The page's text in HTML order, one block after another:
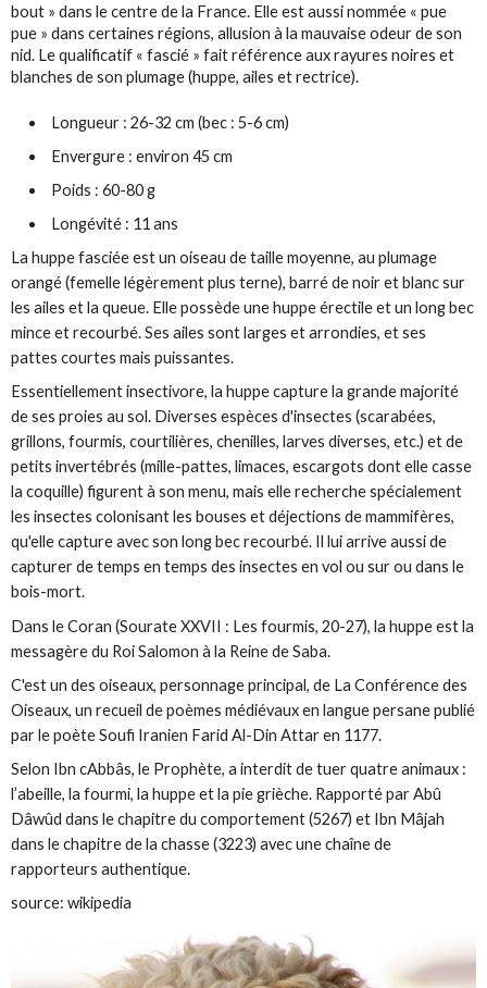
bout » dans le centre de la France. Elle est aussi nommée « pue
pue » dans certaines régions, allusion à la mauvaise odeur de son
nid. Le qualificatif « fascié » fait référence aux rayures noires et
blanches de son plumage (huppe, ailes etrectrice).
Longueur : 26-32 cm (bec : 5-6 cm)
Envergure : environ 45 cm
Poids : 60-80 g
Longévité : 11 ans
Lahuppe fasciéeest un oiseau de taille moyenne, au plumage
orangé (femelle légèrement plus terne), barré de noir et blanc sur
les ailes et la queue. Elle possède une huppe érectile et un long bec
mince et recourbé. Ses ailes sont larges et arrondies, et ses
pattes courtes mais puissantes.
Essentiellement insectivore, la huppe capture la grande majorité
de ses proies au sol. Diverses espèces d'insectes (scarabées,
grillons,fourmis, courtilières, chenilles, larves diverses, etc.) et de
petits invertébrés (mille-pattes, limaces, escargots dont elle casse
la coquille) figurent à son menu, mais elle recherche spécialement
les insectes colonisant les bouses et déjections de mammifères,
qu'elle capture avec son long bec recourbé. Il lui arrive aussi de
capturer de temps en temps des insectes en vol ou sur ou dans le
bois-mort.
Dans le Coran (Sourate XXVII : Les fourmis, 20-27), la huppe est la
messagère du Roi Salomon à la Reine de Saba.
C'est un des oiseaux, personnage principal, de La Conférence des
Oiseaux, un recueil de poèmes médiévaux en langue persane publié
par le poète Soufi Iranien Farid Al-Din Attar en 1177.
Selon Ibn cAbbâs, le Prophète, a interdit de tuer quatre animaux :
l’abeille, la fourmi, la huppe et la pie grièche. Rapporté par Abû
Dâwûd dans le chapitre du comportement (5267) et Ibn Mâjah
dans le chapitre de la chasse (3223) avec une chaîne de
rapporteurs authentique.
source: wikipedia